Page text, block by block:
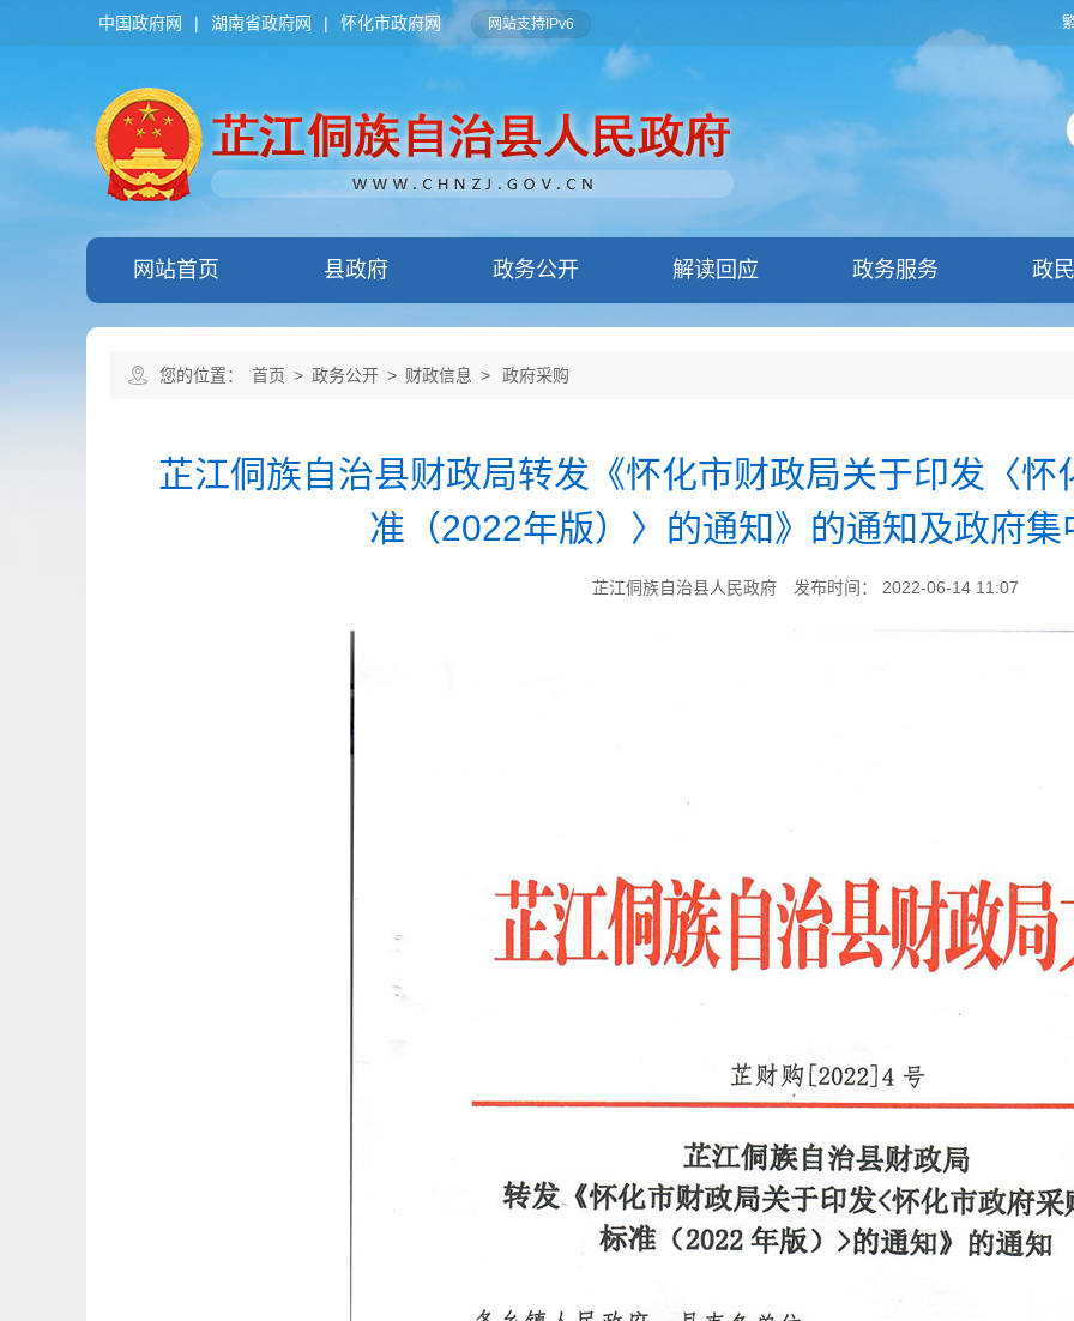
中国政府网 | 湖南省政府网 | 怀化市政府网 网站支持IPv6
网站首页 县政府 政务公开 解读回应 政务服务 政
您的位置： 首页 > 政务公开 > 财政信息 > 政府采购
芷江侗族自治县财政局转发《怀化市财政局关于印发〈
准（2022年版）〉的通知》的通知及政府集
芷江侗族自治县人民政府 发布时间： 2022-06-14 11:07